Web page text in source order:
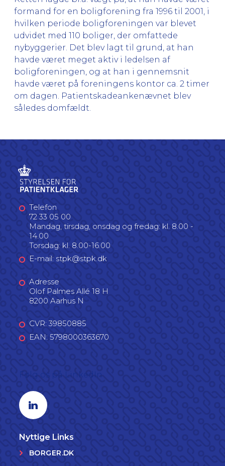
formand for en boligforening fra 1996 til 2001, i
hvilken periode boligforeningen var blevet
udvidet med 110 boliger, der omfattede
nybyggerier. Det blev lagt til grund, at han
havde været meget aktiv i ledelsen af
boligforeningen, og at han i gennemsnit
havde været på foreningens kontor ca. 2 timer
om dagen. Patientskadeankenævnet blev
således domfældt.
Telefon
72 33 05 00
Mandag, tirsdag, onsdag og fredag: kl. 8.00 -
14.00
Torsdag: kl. 8.00-16.00
E-mail: stpk@stpk.dk
Adresse
Olof Palmes Allé 18 H
8200 Aarhus N
CVR: 39850885
EAN: 5798000363670
Linkedin profil
Nyttige Links
BORGER.DK